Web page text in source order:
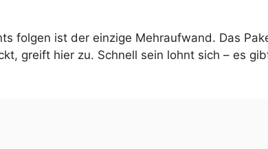
folgen ist der einzige Mehraufwand. Das
greift hier zu. Schnell sein lohnt sich – es